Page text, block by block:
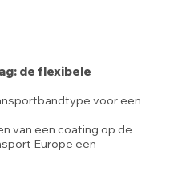
de flexibele
voor een
van een coating op de
Europe een